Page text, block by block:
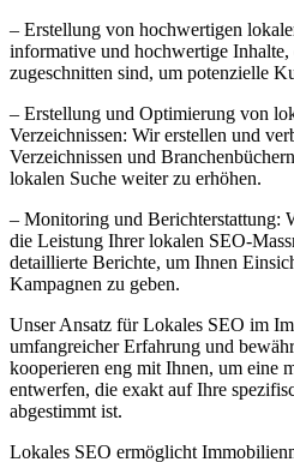
– Erstellung von hochwertigen
informative und hochwertige
zugeschnitten sind, um potenzielle
– Erstellung und Optimierung von
Verzeichnissen: Wir erstellen und
Verzeichnissen und
lokalen Suche weiter zu erhöhen.
– Monitoring und Berichterstattung:
die Leistung Ihrer lokalen SEO-
detaillierte Berichte, um Ihnen
Kampagnen zu geben.
Unser Ansatz für Lokales SEO im
umfangreicher Erfahrung und
kooperieren eng mit Ihnen, um eine
entwerfen, die exakt auf Ihre
abgestimmt ist.
Lokales SEO ermöglicht